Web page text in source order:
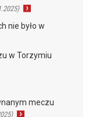
nie było w
w Torzymiu
meczu